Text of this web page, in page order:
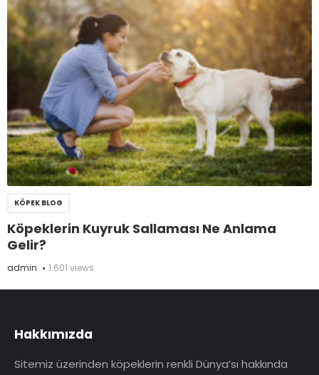
KÖPEK BLOG
Köpeklerin Kuyruk Sallaması Ne Anlama
Gelir?
admin 1.601 views
Hakkımızda
Sitemiz üzerinden köpeklerin renkli Dünya’sı hakkında